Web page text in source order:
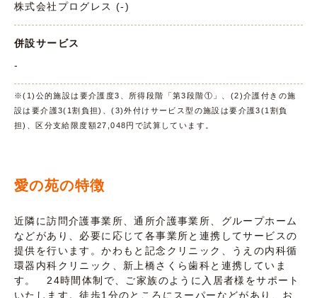
株式会社プログレス (-)
併設サービス
-
※(1)公的施設は要介護度3、所得段階「第3段階①」、(2)介護付きの施
設は要介護3(1割負担)、(3)外付けサービス型の施設は要介護3(1割負
担)、区分支給限度額27,048円で試算しています。
愛の苑の特徴
近隣に訪問介護事業所、通所介護事業所、グループホーム
などがあり、必要に応じて各事業所と連携してサービスの
提供を行います。かわもと記念クリニック、うえの内科循
環器内科クリニック、新上橋さくら歯科と連携していま
す。 24時間体制で、ご家族のように入居者様をサポート
いたします。徒歩1分のところにスーパーなどがあり、お